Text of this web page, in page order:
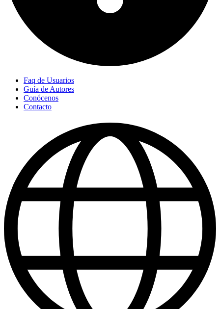
Faq de Usuarios
Guía de Autores
Conócenos
Contacto